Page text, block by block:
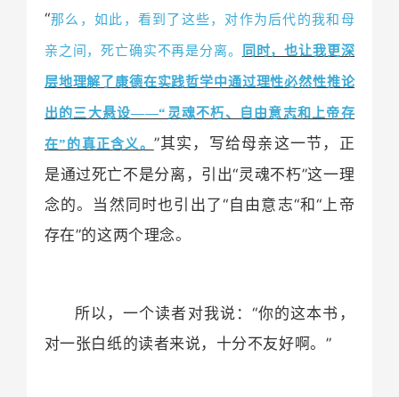
“那么，如此，看到了这些，对作为后代的我和母
亲之间，死亡确实不再是分离。
同时，也让我更深
层地理解了康德在实践哲学中通过理性必然性推论
出的三大悬设——“灵魂不朽、自由意志和上帝存
在”的真正含义。 ”其实，写给母亲这一节，正
是通过死亡不是分离，引出“灵魂不朽”这一理
念的。当然同时也引出了“自由意志“和“上帝
存在”的这两个理念。
所以，一个读者对我说：“你的这本书，
对一张白纸的读者来说，十分不友好啊。”